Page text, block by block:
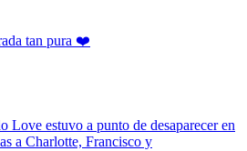
tan pura ❤️
Love estuvo a punto de desaparecer en
a Charlotte, Francisco y